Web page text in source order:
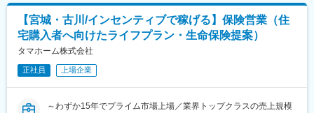
が在籍しています。
■会社の魅力・特徴
◎『不動産に命を吹き込む』をテーマとした不動産再生事業を展
開人口減少・不動産の老朽化に伴い、空室が多い中古物件が増
加…当社はこれらの物件を買い取り、エリアや地域特性を活かし
・企業主導型保育園「なないろ保育園」を運営し、育児をしなが
ら働く社員の持続可能なワークライフバランスの実現を目指して
います。
・木造建築を通じて地球温暖化防止に貢献している点、社員のワ
ークライフバランスを充実させる取り組みを行っている点、が評
価され、山梨県（第1期やまなしSDGｓ推進企業）と甲府市（第1
期甲府市SDGｓ推進パートナー）から、SDGｓに積極的に取り組
む企業として認定されています。
【宮城・古川/インセンティブで稼げる】保険営業（住
宅購入者へ向けたライフプラン・生命保険提案）
タマホーム株式会社
正社員 上場企業
～わずか15年でプライム市場上場／業界トップクラスの売上規模